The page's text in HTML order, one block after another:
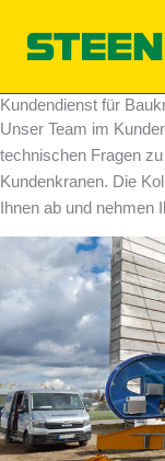
Inhalt
springen
Kundendienst für
Unser Team im
technischen Fragen
Kundenkranen. Die
Ihnen ab und nehmen